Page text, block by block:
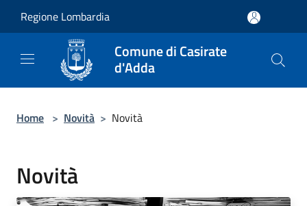
Regione Lombardia
Comune di Casirate
d'Adda
Home > Novità > Novità
Novità